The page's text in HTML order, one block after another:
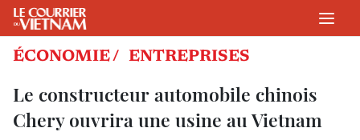
ÉCONOMIE / ENTREPRISES
Le constructeur automobile chinois
Chery ouvrira une usine au Vietnam